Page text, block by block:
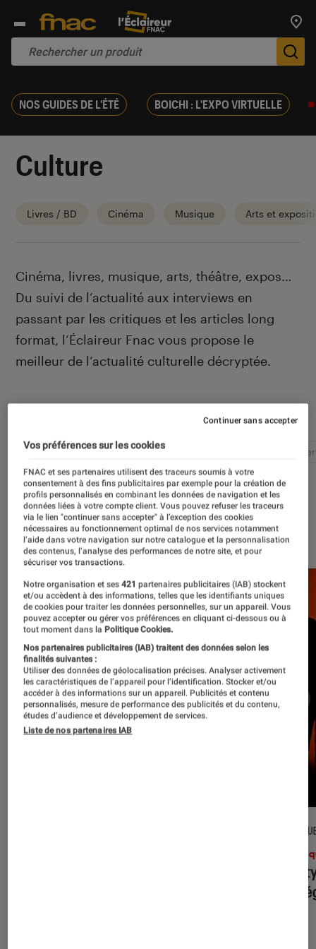
NOS GUIDES DE L'ÉTÉ BOICHI : L'EXPO VIRTUELLE
Culture
Livres / BD Cinéma Musique Arts et
Introduction
Cinéma, livres, musique, arts, théâtre, expos…
Du suivi de l’actualité aux interviews en
passant par les critiques et les articles long
format, l’Éclaireur Fnac vous propose le
meilleur de l’actualité culturelle décryptée.
Littérature Film Roman
À la une
leur
Vos préférences sur les cookies
FNAC et ses partenaires utilisent des traceurs soumis à votre
consentement à des fins publicitaires par exemple pour la création de
profils personnalisés en combinant les données de navigation et les
données liées à votre compte client. Vous pouvez refuser les traceurs
via le lien "continuer sans accepter" à l’exception des cookies
nécessaires au fonctionnement optimal de nos services notamment
l’aide dans votre navigation sur notre catalogue et la personnalisation
des contenus, l’analyse des performances de notre site, et pour
sécuriser vos transactions.
Notre organisation et ses421 partenaires publicitaires (IAB) stockent
et/ou accèdent à des informations, telles que les identifiants uniques
de cookies pour traiter les données personnelles, sur un appareil. Vous
pouvez accepter ou gérer vos préférences en cliquant ci-dessous ou à
tout moment dans la Politique Cookies.
Nos partenaires publicitaires (IAB) traitent des données selon les
finalités suivantes :
Utiliser des données de géolocalisation précises. Analyser activement
les caractéristiques de l’appareil pour l’identification. Stocker et/ou
accéder à des informations sur un appareil. Publicités et contenu
personnalisés, mesure de performance des publicités et du contenu,
études d’audience et développement de services.
Liste de nos partenaires IAB
Continuer sans accepter